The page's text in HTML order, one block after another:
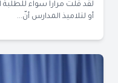
لقد قلت مراراً سواء للطلبة
أو لتلاميذ المدارس أنّ...